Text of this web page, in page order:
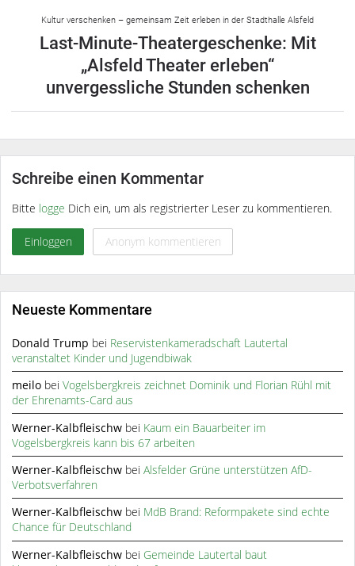
Kultur verschenken – gemeinsam Zeit erleben in der Stadthalle Alsfeld
Last-Minute-Theatergeschenke: Mit
„Alsfeld Theater erleben“
unvergessliche Stunden schenken
Schreibe einen Kommentar
Bitte logge Dich ein, um als registrierter Leser zu kommentieren.
Einloggen Anonym kommentieren
Neueste Kommentare
Donald Trump bei Reservistenkameradschaft Lautertal
veranstaltet Kinder und Jugendbiwak
meilo beiVogelsbergkreis zeichnet Dominik und Florian Rühl mit
der Ehrenamts-Card aus
Werner-Kalbfleischw bei Kaum ein Bauarbeiter im
Vogelsbergkreis kann bis 67 arbeiten
Werner-Kalbfleischw beiAlsfelder Grüne unterstützen AfD-
Verbotsverfahren
Werner-Kalbfleischw bei MdB Brand: Reformpakete sind echte
Chance für Deutschland
Werner-Kalbfleischw bei Gemeinde Lautertal baut